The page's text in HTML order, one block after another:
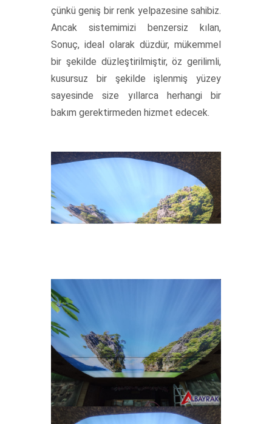
çünkü geniş bir renk yelpazesine sahibiz.
Ancak sistemimizi benzersiz kılan,
Sonuç, ideal olarak düzdür, mükemmel
bir şekilde düzleştirilmiştir, öz gerilimli,
kusursuz bir şekilde işlenmiş yüzey
sayesinde size yıllarca herhangi bir
bakım gerektirmeden hizmet edecek.